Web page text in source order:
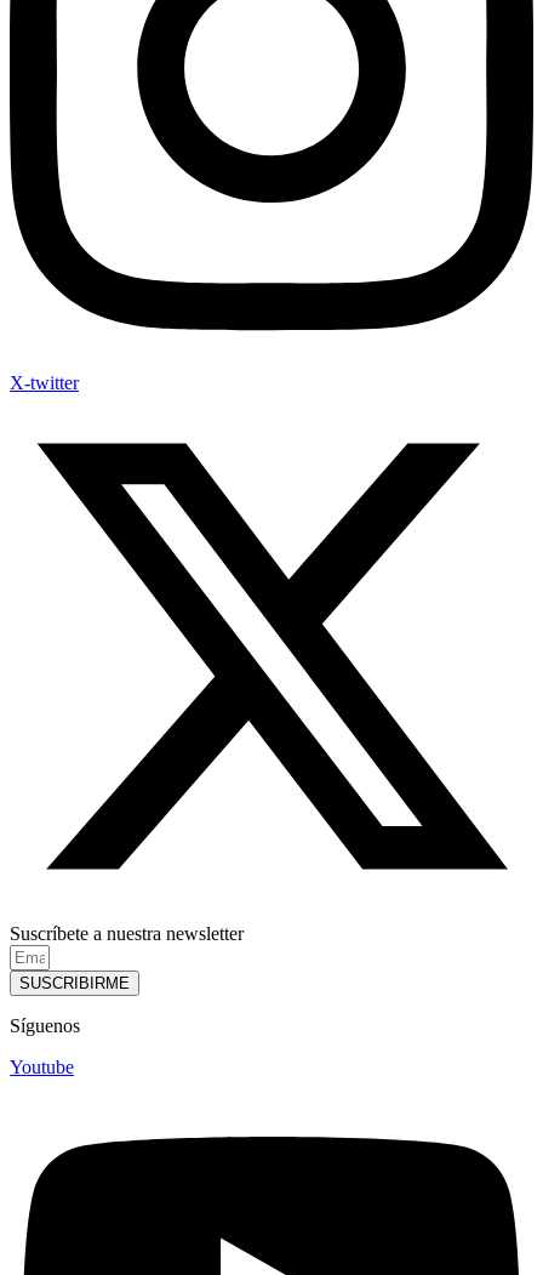
X-twitter
Suscríbete a nuestra newsletter
SUSCRIBIRME
Síguenos
Youtube